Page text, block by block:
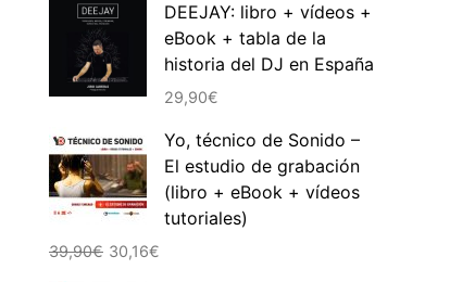
DEEJAY: libro + vídeos +
eBook + tabla de la
historia del DJ en España
29,90€
Yo, técnico de Sonido –
El estudio de grabación
(libro + eBook + vídeos
tutoriales)
39,90€ El
30,16€